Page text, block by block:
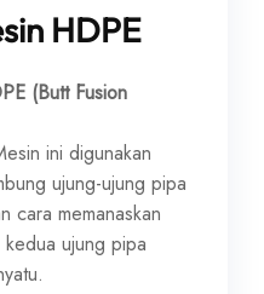
HDPE
(Butt Fusion
ini digunakan
ujung-ujung pipa
cara memanaskan
ujung pipa